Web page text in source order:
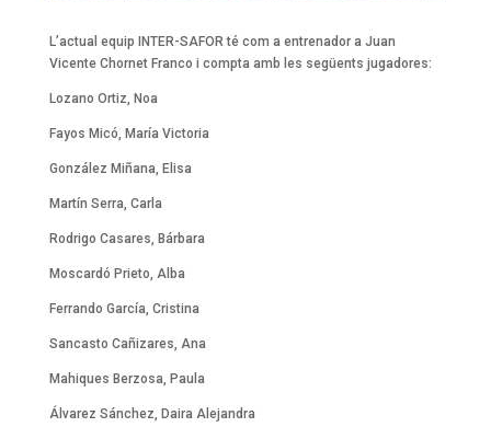
L’actual equip INTER-SAFOR té com a entrenador a Juan
Vicente Chornet Franco i compta amb les següents jugadores:
Lozano Ortiz, Noa
Fayos Micó, María Victoria
González Miñana, Elisa
Martín Serra, Carla
Rodrigo Casares, Bárbara
Moscardó Prieto, Alba
Ferrando García, Cristina
Sancasto Cañizares, Ana
Mahiques Berzosa, Paula
Álvarez Sánchez, Daira Alejandra